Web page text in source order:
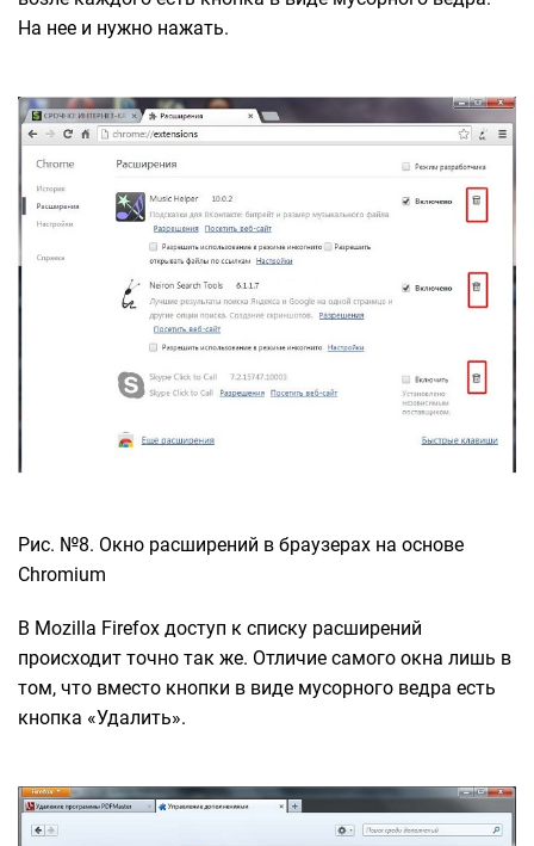
На нее и нужно нажать.
Рис. №8. Окно расширений в браузерах на основе
Chromium
В Mozilla Firefox доступ к списку расширений
происходит точно так же. Отличие самого окна лишь в
том, что вместо кнопки в виде мусорного ведра есть
кнопка «Удалить».